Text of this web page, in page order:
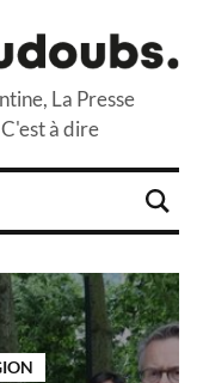
La Presse
à dire